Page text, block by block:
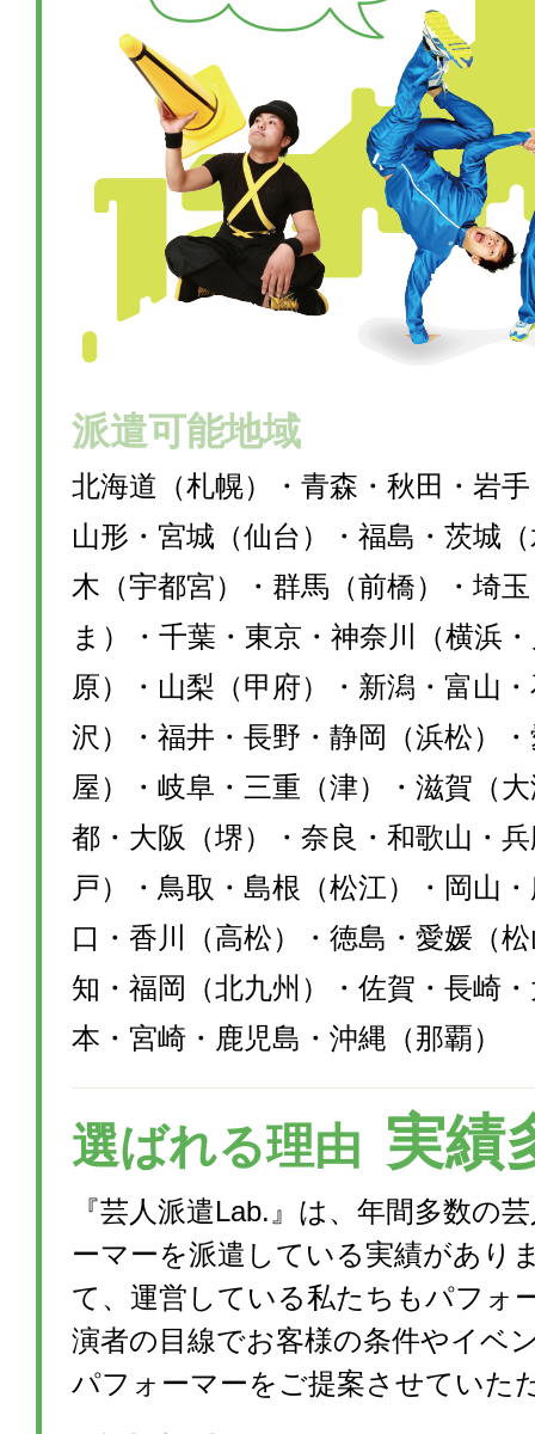
派遣可能地域
北海道（札幌）・青森・秋田・岩
山形・宮城（仙台）・福島・茨城
木（宇都宮）・群馬（前橋）・埼
ま）・千葉・東京・神奈川（横浜
原）・山梨（甲府）・新潟・富山
沢）・福井・長野・静岡（浜松）
屋）・岐阜・三重（津）・滋賀（
都・大阪（堺）・奈良・和歌山・
戸）・鳥取・島根（松江）・岡山
口・香川（高松）・徳島・愛媛（
知・福岡（北九州）・佐賀・長崎
本・宮崎・鹿児島・沖縄（那覇）
選ばれる理由 実績
『芸人派遣Lab.』は、年間多数の
ーマーを派遣している実績があり
て、運営している私たちもパフォ
演者の目線でお客様の条件やイベ
パフォーマーをご提案させていた